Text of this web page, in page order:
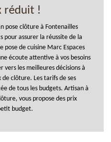
réduit !
pose clôture à Fontenailles
pour assurer la réussite de la
pose de cuisine Marc Espaces
écoute attentive à vos besoins
vers les meilleures décisions à
clôture. Les tarifs de ses
de tous les budgets. Artisan à
vous propose des prix
budget.